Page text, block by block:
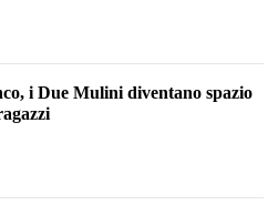
i Due Mulini diventano spazio